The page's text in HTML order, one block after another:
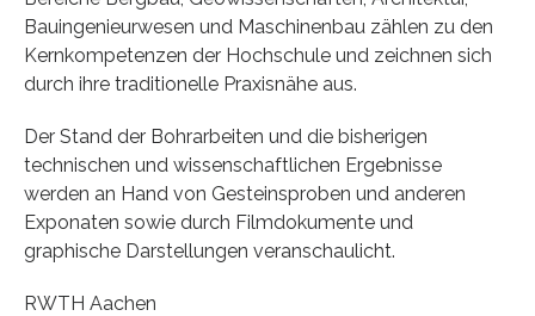
Bauingenieur­wesen und Maschinenbau zählen zu den
Kernkompetenzen der Hochschule und zeichnen sich
durch ihre traditionelle Praxisnähe aus.
Der Stand der Bohrarbeiten und die bisherigen
technischen und wissenschaftlichen Ergeb­nisse
werden an Hand von Gesteinsproben und anderen
Exponaten sowie durch Filmdoku­mente und
graphische Darstellungen veranschaulicht.
RWTH Aachen